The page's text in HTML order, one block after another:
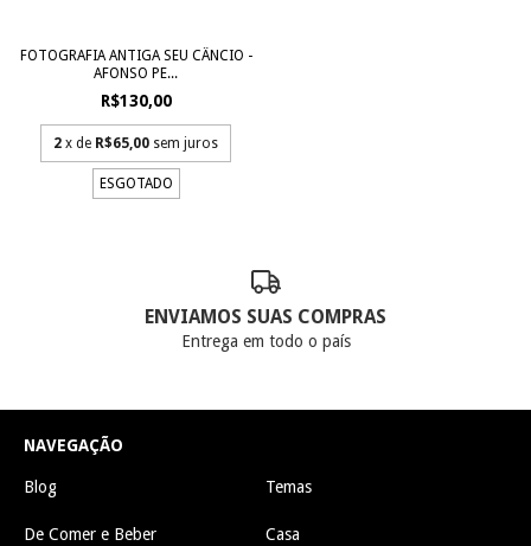
FOTOGRAFIA ANTIGA SEU CÂNCIO -
AFONSO PE...
R$130,00
2 x de R$65,00 sem juros
ESGOTADO
ENVIAMOS SUAS COMPRAS
Entrega em todo o país
NAVEGAÇÃO
Blog Temas
De Comer e Beber Casa